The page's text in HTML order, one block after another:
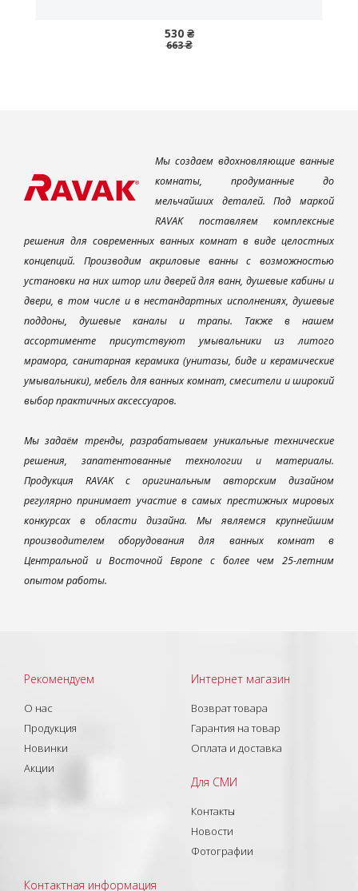
530 ₴
663 ₴
Мы создаем вдохновляющие ванные
комнаты, продуманные до
мельчайших деталей. Под маркой
RAVAK поставляем комплексные
решения для современных ванных комнат в виде целостных
концепций. Производим акриловые ванны с возможностью
установки на них штор или дверей для ванн, душевые кабины и
двери, в том числе и в нестандартных исполнениях, душевые
поддоны, душевые каналы и трапы. Также в нашем
ассортименте присутствуют умывальники из литого
мрамора, санитарная керамика (унитазы, биде и керамические
умывальники), мебель для ванных комнат, смесители и широкий
выбор практичных аксессуаров.
Мы задаём тренды, разрабатываем уникальные технические
решения, запатентованные технологии и материалы.
Продукция RAVAK с оригинальным авторским дизайном
регулярно принимает участие в самых престижных мировых
конкурсах в области дизайна. Мы являемся крупнейшим
производителем оборудования для ванных комнат в
Центральной и Восточной Европе с более чем 25-летним
опытом работы.
Рекомендуем
О нас
Продукция
Новинки
Акции
Интернет магазин
Возврат товара
Гарантия на товар
Оплата и доставка
Для СМИ
Контакты
Новости
Фотографии
Контактная информация